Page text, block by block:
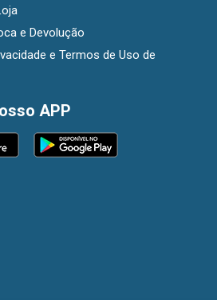
e Devolução
e Termos de Uso de
APP